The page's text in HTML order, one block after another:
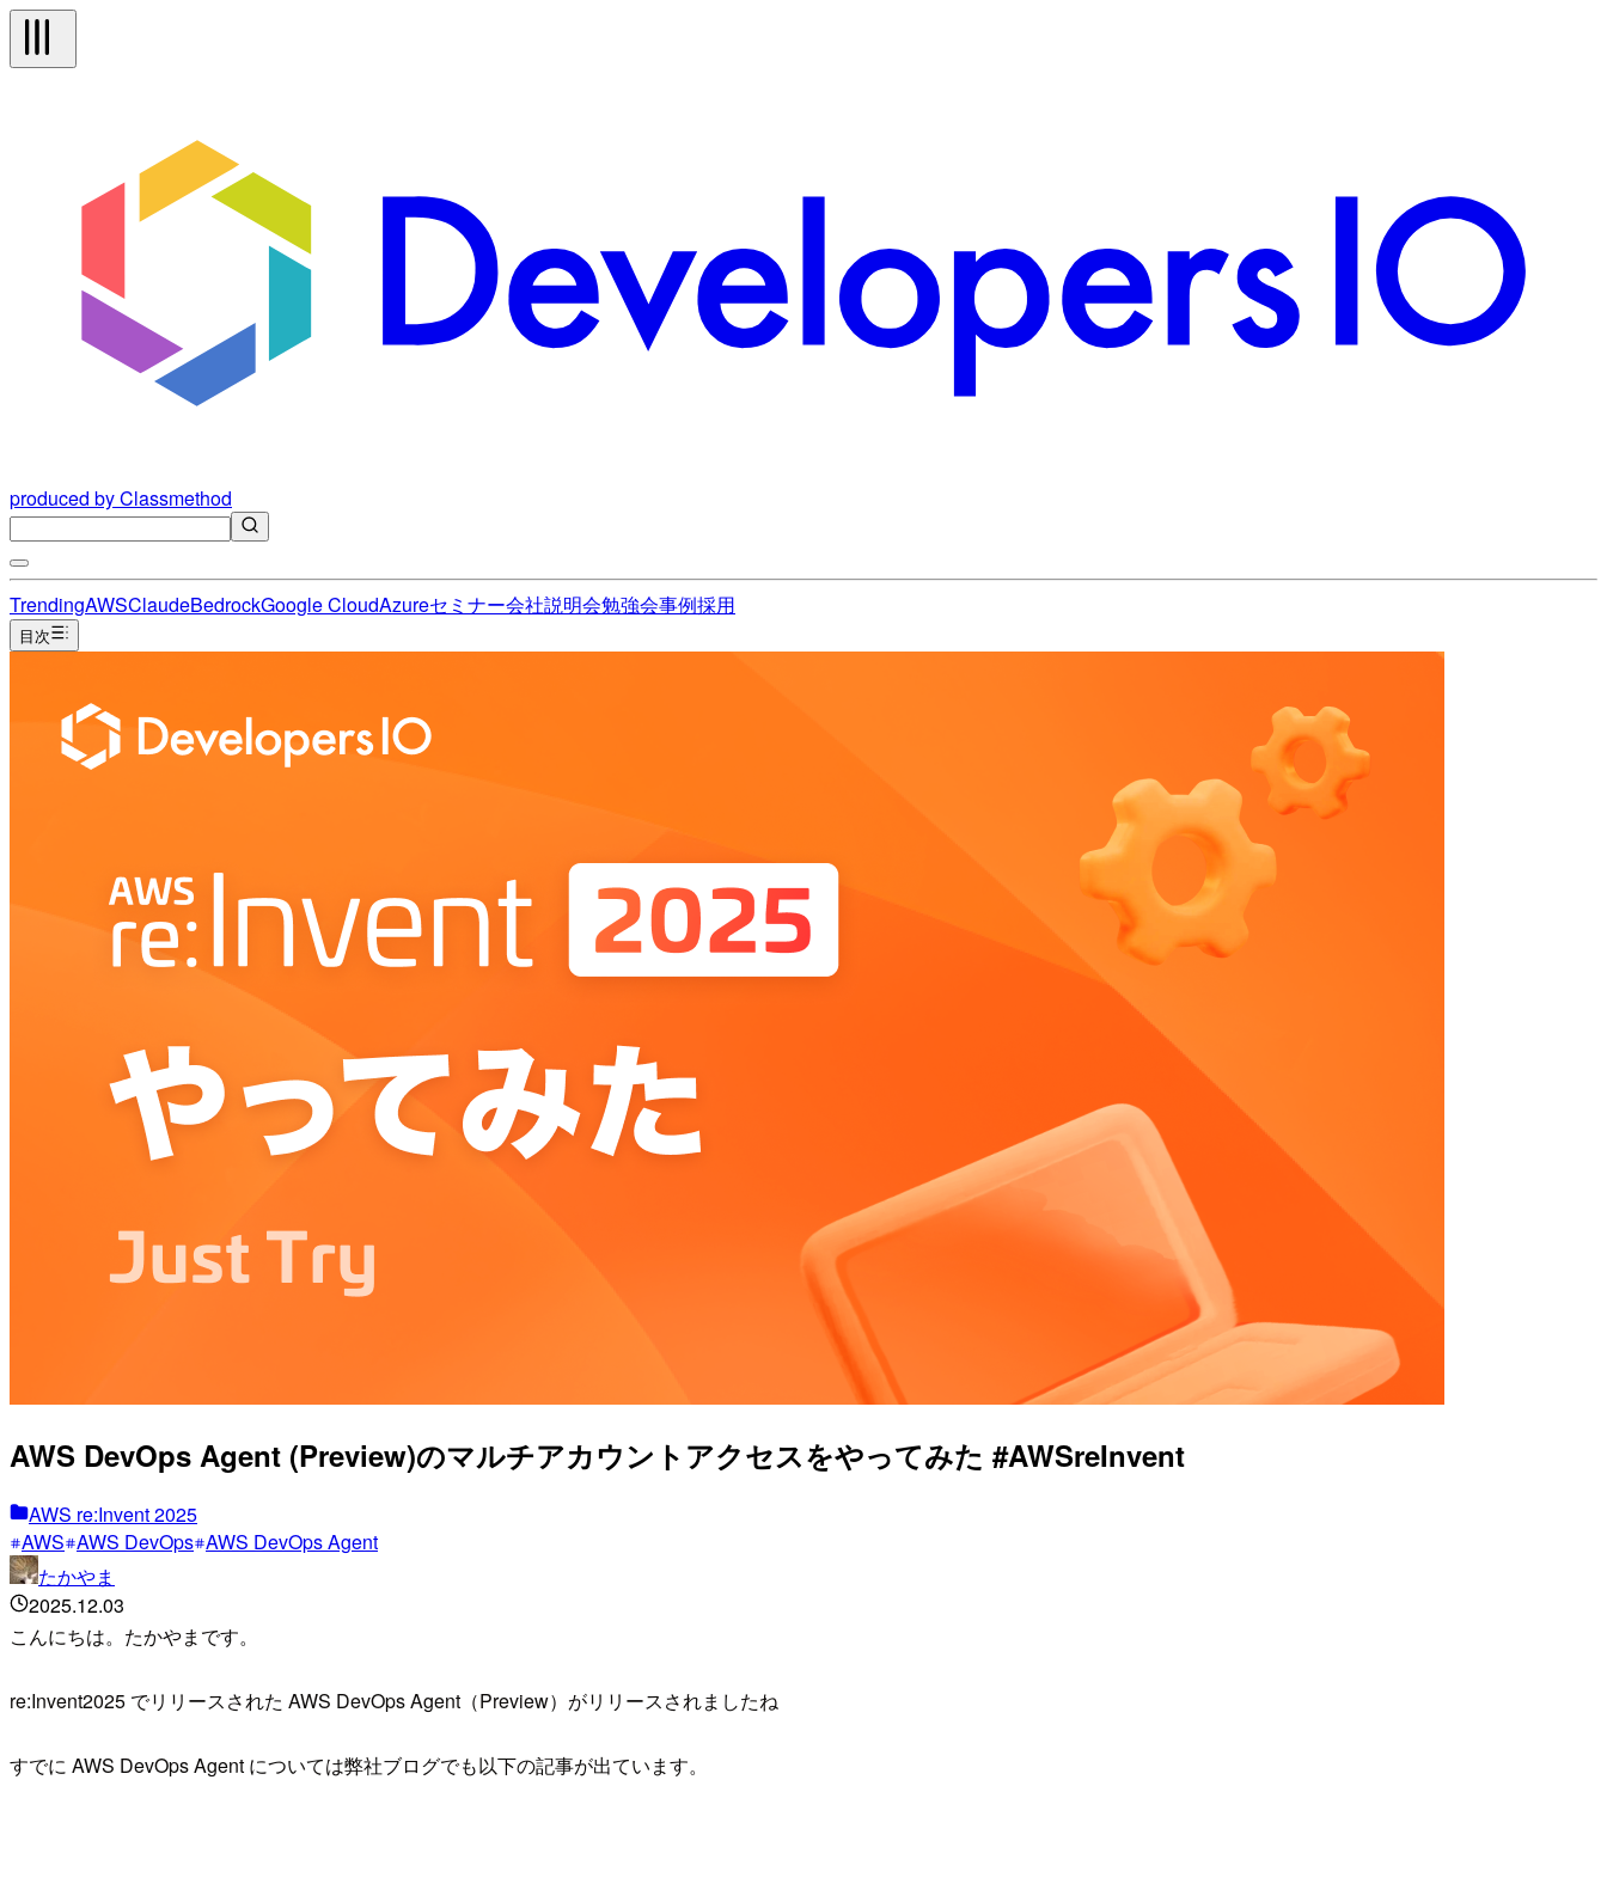
produced by Classmethod
TrendingAWSClaudeBedrockGoogle CloudAzureセミナー会社説明会勉強会事例採用
目次
AWS DevOps Agent (Preview)のマルチアカウントアクセスをやってみた #AWSreInvent
AWS re:Invent 2025
AWS AWS DevOps AWS DevOps Agent
たかやま
2025.12.03
こんにちは。たかやまです。
re:Invent2025 でリリースされた AWS DevOps Agent（Preview）がリリースされましたね
すでに AWS DevOps Agent については弊社ブログでも以下の記事が出ています。